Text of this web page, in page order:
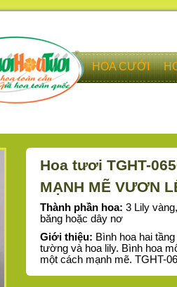
HOA CƯỚI
Hoa tươi TGHT-
MẠNH MẼ VƯƠN
Thành phần hoa: 3 Lily
băng hoặc dây nơ
Giới thiệu: Bình hoa hai
tường và hoa lily. Bình hoa
một cách mạnh mẽ. TGHT-